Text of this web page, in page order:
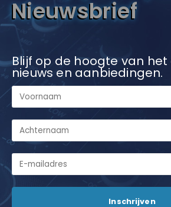
Nieuwsbrief
Blijf op de hoogte van
nieuws en aanbiedingen.